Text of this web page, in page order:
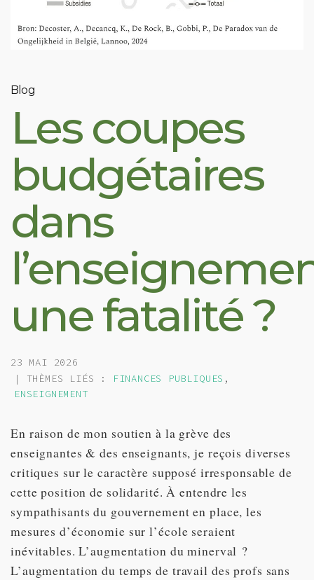
Blog
Les coupes
budgétaires
dans
une fatalité ?
23 MAI 2026
| THÈMES LIÉS :
FINANCES PUBLIQUES ,
ENSEIGNEMENT
En raison de mon soutien à la grève des
enseignantes & des enseignants, je reçois diverses
critiques sur le caractère supposé irresponsable de
cette position de solidarité. À entendre les
sympathisants du gouvernement en place, les
mesures d’économie sur l’école seraient
inévitables. L’augmentation du minerval ?
L’augmentation du temps de travail des profs sans